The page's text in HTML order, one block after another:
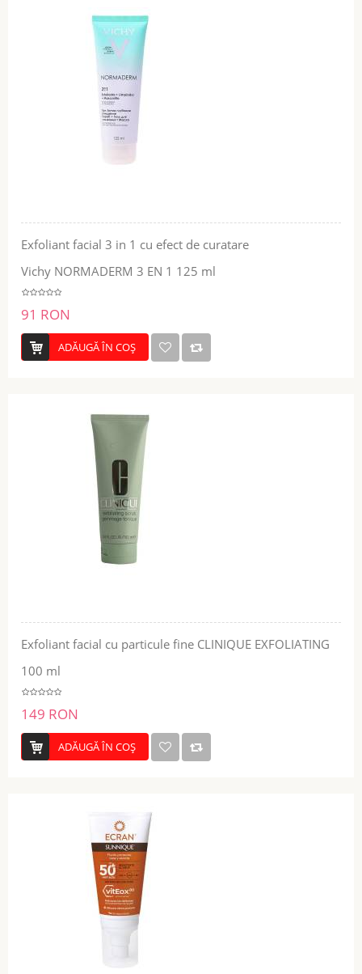
Exfoliant facial 3 in 1 cu efect de curatare
Vichy NORMADERM 3 EN 1 125 ml
91 RON
ADĂUGĂ ÎN COŞ
Exfoliant facial cu particule fine CLINIQUE EXFOLIATING
100 ml
149 RON
ADĂUGĂ ÎN COŞ